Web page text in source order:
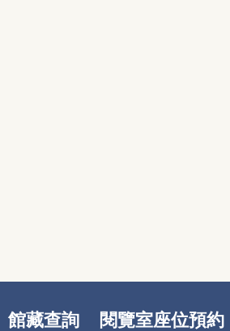
館藏查詢 閱覽室座位預約